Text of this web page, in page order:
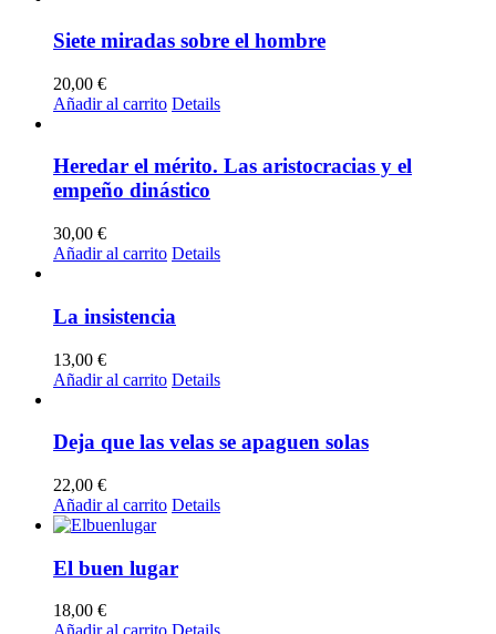
Siete miradas sobre el hombre
20,00 €
Añadir al carrito Details
Heredar el mérito. Las aristocracias y el
empeño dinástico
30,00 €
Añadir al carrito Details
La insistencia
13,00 €
Añadir al carrito Details
Deja que las velas se apaguen solas
22,00 €
Añadir al carrito Details
El buen lugar
18,00 €